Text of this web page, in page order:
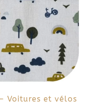
Voitures et vélos